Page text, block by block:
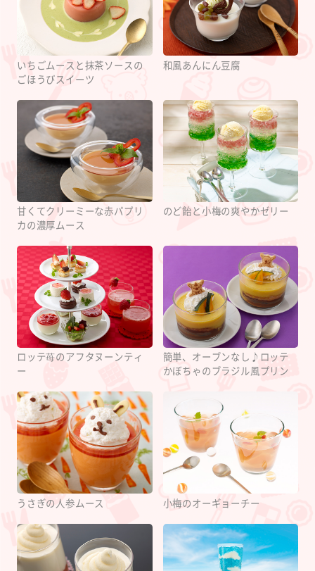
いちごムースと抹茶ソースの
ごほうびスイーツ
和風あんにん豆腐
甘くてクリーミーな赤パプリ
カの濃厚ムース
のど飴と小梅の爽やかゼリー
ロッテ苺のアフタヌーンティ
ー
簡単、オーブンなし♪ロッテ
かぼちゃのブラジル風プリン
うさぎの人参ムース 小梅のオーギョーチー